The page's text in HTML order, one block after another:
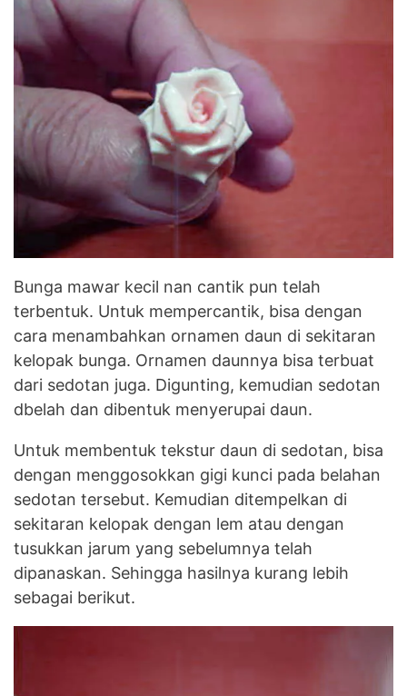
Bunga mawar kecil nan cantik pun telah
terbentuk. Untuk mempercantik, bisa dengan
cara menambahkan ornamen daun di sekitaran
kelopak bunga. Ornamen daunnya bisa terbuat
dari sedotan juga. Digunting, kemudian sedotan
dbelah dan dibentuk menyerupai daun.
Untuk membentuk tekstur daun di sedotan, bisa
dengan menggosokkan gigi kunci pada belahan
sedotan tersebut. Kemudian ditempelkan di
sekitaran kelopak dengan lem atau dengan
tusukkan jarum yang sebelumnya telah
dipanaskan. Sehingga hasilnya kurang lebih
sebagai berikut.